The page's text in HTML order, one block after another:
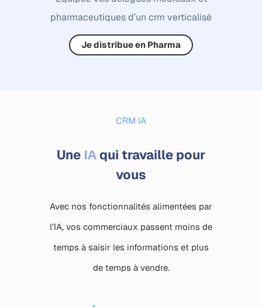
pharmaceutiques d’un crm verticalisé
Je distribue en Pharma
CRM IA
Une IAqui travaille pour
vous
Avec nos fonctionnalités alimentées par
l’IA, vos commerciaux passent moins de
temps à saisir les informations et plus
de temps à vendre.